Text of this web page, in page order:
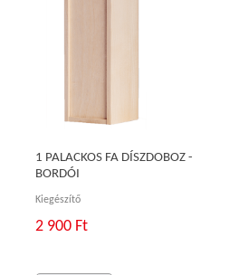
1 PALACKOS FA DÍSZDOBOZ -
BORDÓI
Kiegészítő
2 900 Ft